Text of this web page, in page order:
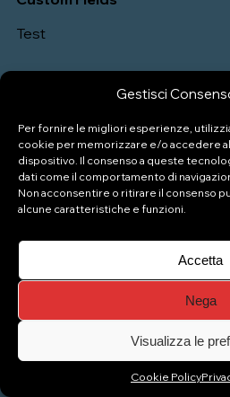
Gestisci
Per fornire le migliori esperienze,
cookie per memorizzare e/o accedere
dispositivo. Il consenso a queste
dati come il comportamento di
Non acconsentire o ritirare il consenso
alcune caratteristiche e funzioni.
Accetta
Nega
Visualizza le
Cookie Policy
Test
P.IVA: 04333880989
© Copyright 2026
Top